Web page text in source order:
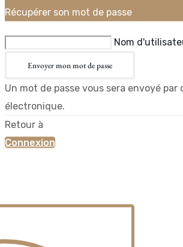
Récupérer son mot de passe
Nom
Envoyer mon mot de passe
Un mot de passe vous sera envoyé par
électronique.
Retour à
Connexion